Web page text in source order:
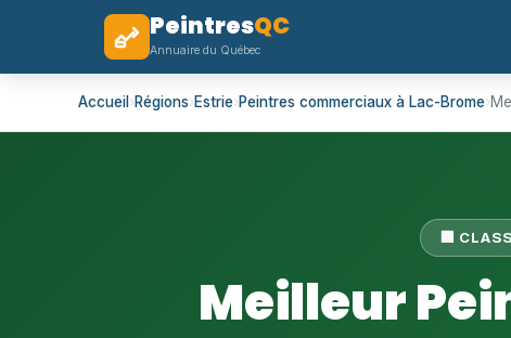
PeintresQC
Annuaire du Québec
Accueil ›Régions›Estrie›Peintres commerciaux à Lac-Brome›
🏢
Meilleur